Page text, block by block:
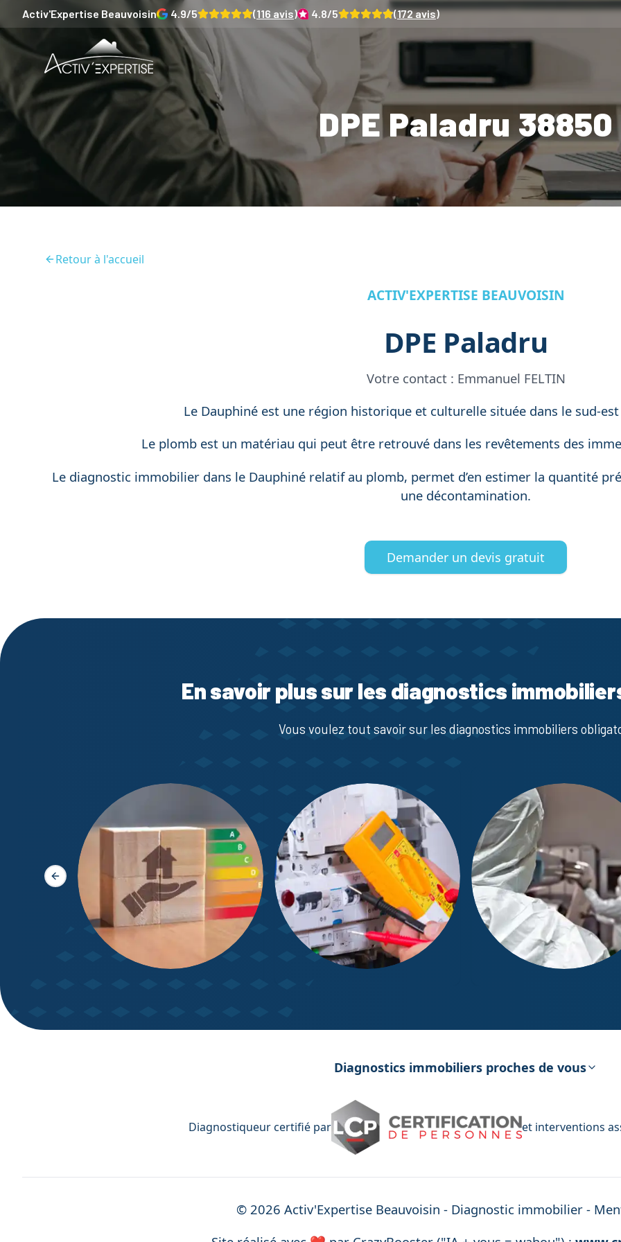
Activ'Expertise Beauvoisin 4.9/5 (116 avis) 4.8/5 (172avis)
DPE Paladru 38850
Retour à l'accueil
ACTIV'EXPERTISE BEAUVOISIN
DPE Paladru
Votre contact : Emmanuel FELTIN
Le Dauphiné est une région historique et culturelle située dans le sud-
Le plomb est un matériau qui peut être retrouvé dans les revêtements des
Le diagnostic immobilier dans le Dauphiné relatif au plomb, permet d’en estimer la quantité
une décontamination.
Demander un devis gratuit
En savoir plus sur les diagnostics
Vous voulez tout savoir sur les diagnostics immobiliers
Slide précédente
Diagnostics immobiliers proches de vous
Diagnostiqueur certifié par et interventions
© 2026 Activ'Expertise Beauvoisin - Diagnostic immobilier -